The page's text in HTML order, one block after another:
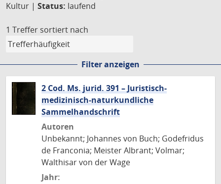
Kultur | Status: laufend
1 Treffer sortiert nach
Filter anzeigen
2 Cod. Ms. jurid. 391 – Juristisch-
medizinisch-naturkundliche
Sammelhandschrift
Autoren
Unbekannt; Johannes von Buch; Godefridus
de Franconia; Meister Albrant; Volmar;
Walthisar von der Wage
Jahr: